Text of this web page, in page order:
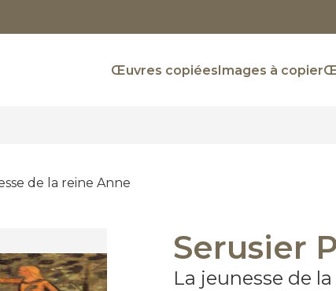
Œuvres copiéesImages à copier
de la reine Anne
Serusier
La jeunesse de